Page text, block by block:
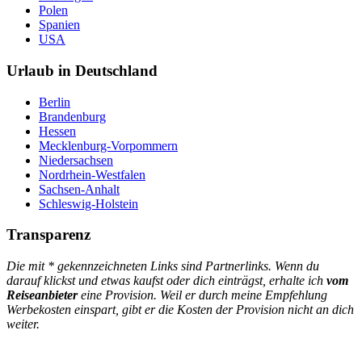
Polen
Spanien
USA
Urlaub in Deutschland
Berlin
Brandenburg
Hessen
Mecklenburg-Vorpommern
Niedersachsen
Nordrhein-Westfalen
Sachsen-Anhalt
Schleswig-Holstein
Transparenz
Die mit * gekennzeichneten Links sind Partnerlinks. Wenn du
darauf klickst und etwas kaufst oder dich einträgst, erhalte ich vom
Reiseanbietereine Provision. Weil er durch meine Empfehlung
Werbekosten einspart, gibt er die Kosten der Provision nicht an dich
weiter.